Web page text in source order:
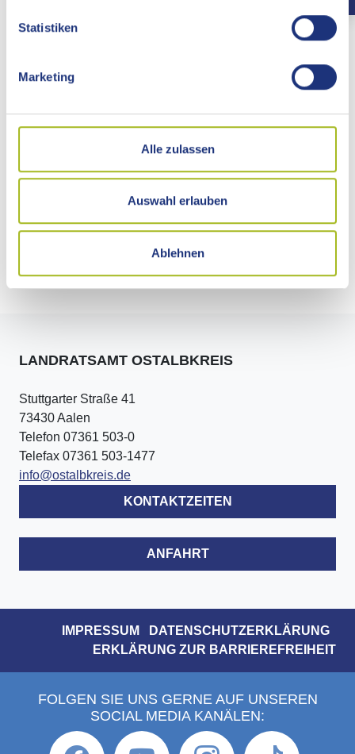
Statistiken
Marketing
Alle zulassen
Auswahl erlauben
Ablehnen
Neben Angeboten im Bereich Krippe und Kita bietet BEKI
zur Kinderernährung und -erziehung.
LANDRATSAMT OSTALBKREIS
Stuttgarter Straße 41
73430 Aalen
Telefon 07361 503-0
Telefax 07361 503-1477
info@ostalbkreis.de
KONTAKTZEITEN
ANFAHRT
IMPRESSUM
DATENSCHUTZERKLÄRUNG
ERKLÄRUNG ZUR BARRIEREFREIHEIT
FOLGEN SIE UNS GERNE AUF UNSEREN
SOCIAL MEDIA KANÄLEN: